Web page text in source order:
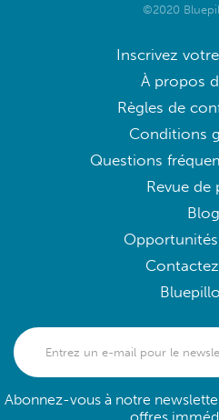
©2020
Inscrivez
À propos
Règles de
Conditions
Questions
Revue de
Blog
Abonnez-vous à notre
offres